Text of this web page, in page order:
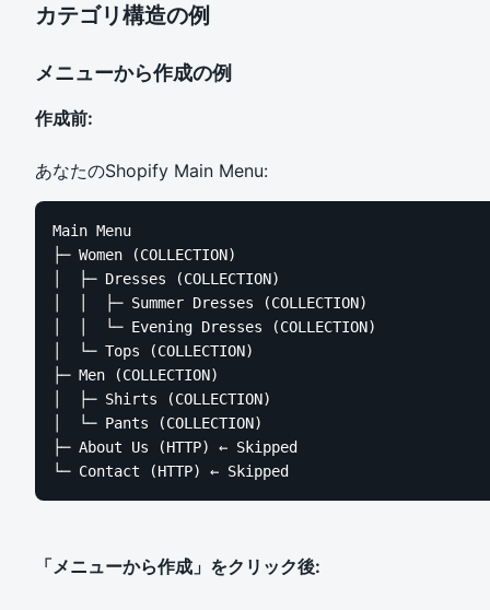
カテゴリ構造の例
メニューから作成の例
作成前:
あなたのShopify Main Menu:
Main Menu
├─ Women (COLLECTION)
│  ├─ Dresses (COLLECTION)
│  │  ├─ Summer Dresses (COLLECTION)
│  │  └─ Evening Dresses (COLLECTION)
│  └─ Tops (COLLECTION)
├─ Men (COLLECTION)
│  ├─ Shirts (COLLECTION)
│  └─ Pants (COLLECTION)
├─ About Us (HTTP) ← Skipped
└─ Contact (HTTP) ← Skipped
「メニューから作成」をクリック後: